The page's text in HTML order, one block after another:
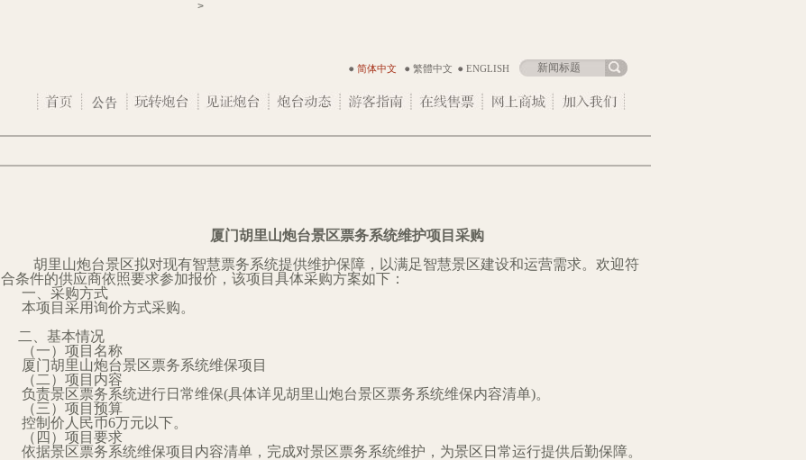
>
简体中文 繁體中文 ENGLISH
厦门胡里山炮台景区票务系统维护项目采购
胡里山炮台景区拟对现有智慧票务系统提供维护保障，以满足智慧景区建设和运营需求。 欢迎符
合条件的供应商依照要求参加报价，该项目具体采购方案如下：
一、采购方式
本项目采用询价方式采购。
二、基本情况
（一）项目名称
厦门胡里山炮台景区票务系统维保项目
（二）项目内容
负责景区票务系统进行日常维保(具体详见胡里山炮台景区票务系统维保内容清单)。
（三）项目预算
控制价人民币6万元以下。
（四）项目要求
依据景区票务系统维保项目内容清单，完成对景区票务系统维护，为景区日常运行提供后勤保障。